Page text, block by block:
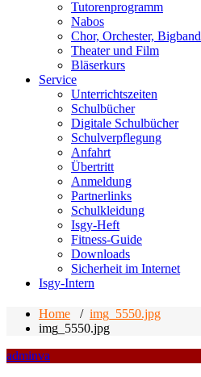
Tutorenprogramm
Nabos
Chor, Orchester, Bigband
Theater und Film
Bläserkurs
Service
Unterrichtszeiten
Schulbücher
Digitale Schulbücher
Schulverpflegung
Anfahrt
Übertritt
Anmeldung
Partnerlinks
Schulkleidung
Isgy-Heft
Fitness-Guide
Downloads
Sicherheit im Internet
Isgy-Intern
Home / img_5550.jpg
img_5550.jpg
adminva